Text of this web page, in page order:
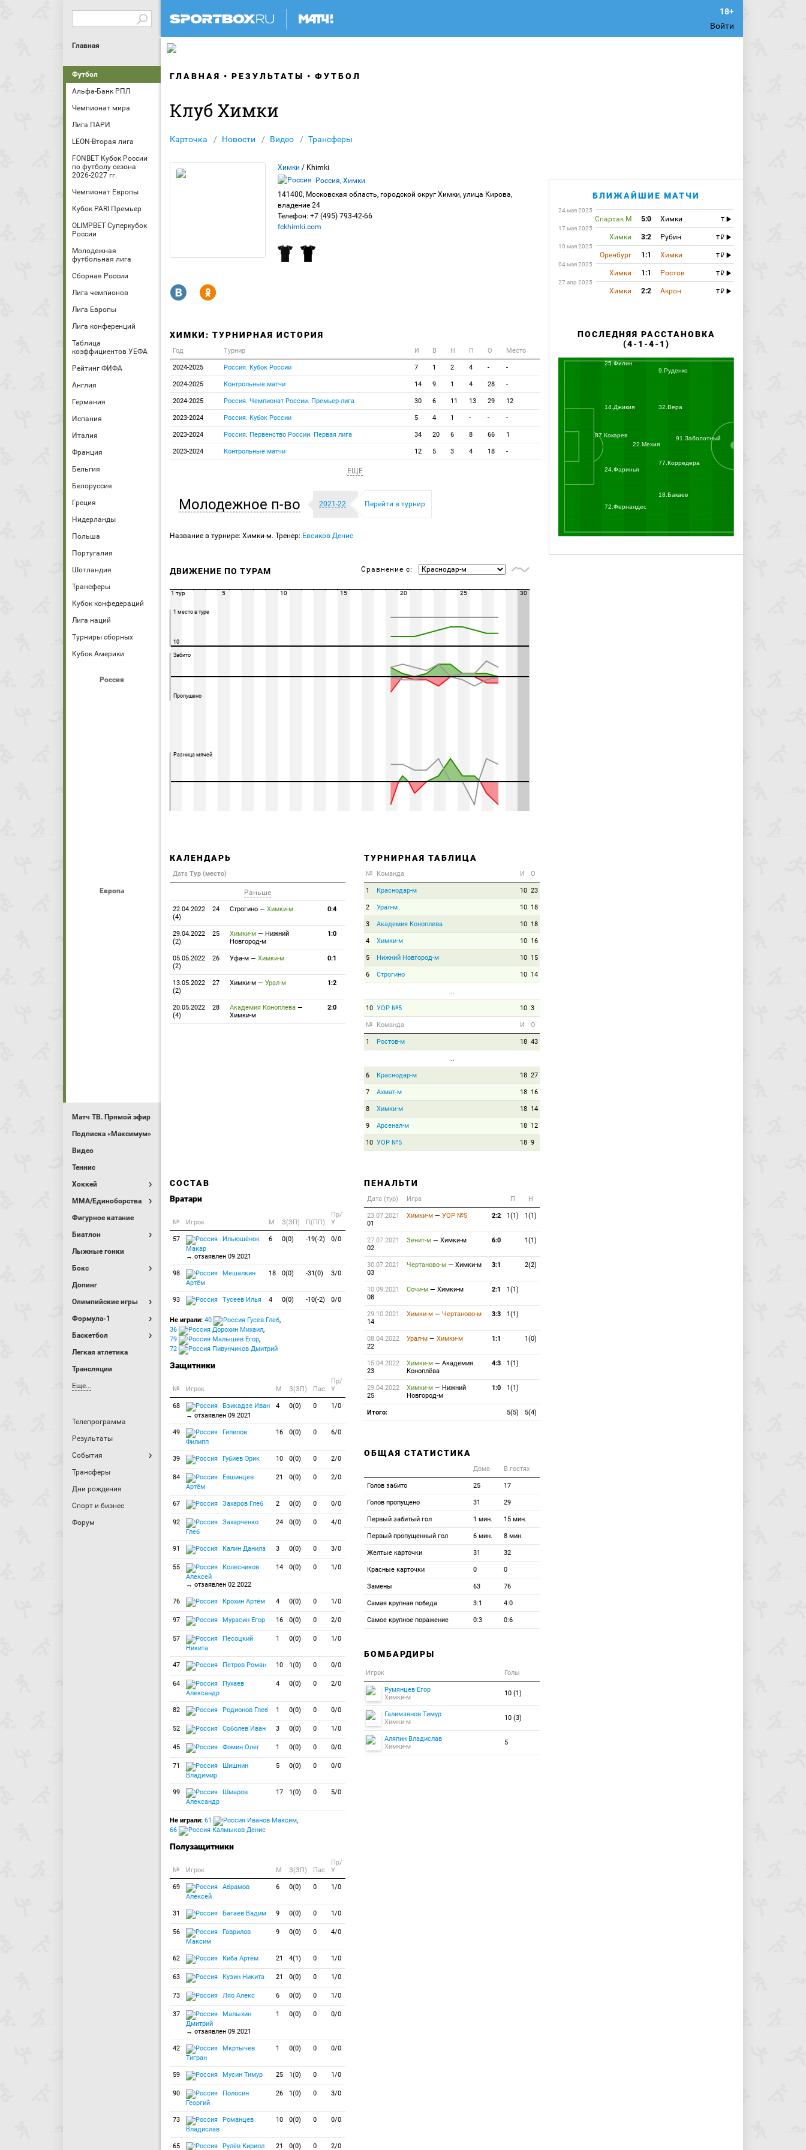
Войти
Главная
Футбол
Альфа-Банк РПЛ
Чемпионат мира
Лига ПАРИ
LEON-Вторая лига
FONBET Кубок России
по футболу сезона
2026-2027 гг.
Чемпионат Европы
Кубок PARI Премьер
OLIMPBET Суперкубок
России
Молодежная
футбольная лига
Сборная России
Лига чемпионов
Лига Европы
Лига конференций
Таблица
коэффициентов УЕФА
Рейтинг ФИФА
Англия
Германия
Испания
Италия
Франция
Бельгия
Белоруссия
Греция
Нидерланды
Польша
Португалия
Шотландия
Трансферы
Кубок конфедераций
Лига наций
Турниры сборных
Кубок Америки
Россия
Европа
Матч ТВ. Прямой эфир
Подписка «Максимум»
Видео
Теннис
Хоккей
MMA/Единоборства
Фигурное катание
Биатлон
Лыжные гонки
Бокс
Допинг
Олимпийские игры
Формула-1
Баскетбол
Легкая атлетика
Трансляции
Еще...
Телепрограмма
Результаты
События
Трансферы
Дни рождения
Спорт и бизнес
Форум
ГЛАВНАЯ РЕЗУЛЬТАТЫ ФУТБОЛ
Клуб Химки
Карточка Новости Видео Трансферы
Химки / Khimki
Россия, Химки
141400, Московская область, городской округ Химки, улица Кирова,
владение 24
Телефон: +7 (495) 793-42-66
fckhimki.com
R Y
ХИМКИ: ТУРНИРНАЯ ИСТОРИЯ
Год Турнир И В Н П О Место
2024-2025 Россия. Кубок России 7 1 2 4 - -
2024-2025 Контрольные матчи 14 9 1 4 28 -
2024-2025 Россия. Чемпионат России. Премьер-лига 30 6 11 13 29 12
2023-2024 Россия. Кубок России 5 4 1 - - -
2023-2024 Россия. Первенство России. Первая лига 34 20 6 8 66 1
2023-2024 Контрольные матчи 12 5 3 4 18 -
ЕЩЕ
Молодежное п-во 2021-22 Перейти в турнир
Название в турнире: Химки-м. Тренер: Евсиков Денис
ДВИЖЕНИЕ ПО ТУРАМ Сравнение с:
1 место в туре
10
Забито
Пропущено
Разница мячей
1 тур 5 10 15 20 25 30
КАЛЕНДАРЬ
Дата Тур (место)
Раньше
22.04.2022
24
(4)
Строгино — Химки-м 0:4
29.04.2022
25
(2)
Химки-м — Нижний
Новгород-м
1:0
05.05.2022
26
(2)
Уфа-м — Химки-м 0:1
13.05.2022
27
(2)
Химки-м — Урал-м 1:2
20.05.2022
28
(4)
Академия Коноплева —
Химки-м
2:0
ТУРНИРНАЯ ТАБЛИЦА
№ Команда И О
1 Краснодар-м 10 23
2 Урал-м 10 18
3 Академия Коноплева 10 18
4 Химки-м 10 16
5 Нижний Новгород-м 10 15
6 Строгино 10 14
...
10 УОР №5 10 3
№ Команда И О
1 Ростов-м 18 43
...
6 Краснодар-м 18 27
7 Ахмат-м 18 16
8 Химки-м 18 14
9 Арсенал-м 18 12
10 УОР №5 18 9
СОСТАВ
Вратари
№ Игрок M З(ЗП) П(ПП)
Пр/
У
57
Ильюшёнок
Макар
↔ отзаявлен 09.2021
6 0(0) -19(-2) 0/0
98
Мешалкин
Артём
18 0(0) -31(0) 3/0
93 Тусеев Илья 4 0(0) -10(-2) 0/0
Не играли: 40 Гусев Глеб,
36
Дорохин Михаил,
79
Малышев Егор,
72
Пивунчиков Дмитрий
Защитники
№ Игрок M З(ЗП) Пас
Пр/
У
68
Бзикадзе Иван
↔ отзаявлен 09.2021
4 0(0) 0 1/0
49
Гилилов
Филипп
16 0(0) 0 6/0
39 Губиев Эрик 10 0(0) 0 2/0
84
Евшинцев
Артём
21 0(0) 0 2/0
67 Захаров Глеб 2 0(0) 0 0/0
92
Захарченко
Глеб
24 0(0) 0 4/0
91 Калин Данила 3 0(0) 0 3/0
55
Колесников
Алексей
↔ отзаявлен 02.2022
14 0(0) 0 1/0
76 Крохин Артём 4 0(0) 0 1/0
97 Мурасин Егор 16 0(0) 0 2/0
57
Песоцкий
Никита
1 0(0) 0 1/0
47 Петров Роман 10 1(0) 0 0/0
64
Пухаев
Александр
4 0(0) 0 2/0
82 Родионов Глеб 1 0(0) 0 0/0
52 Соболев Иван 3 0(0) 0 1/0
45 Фомин Олег 1 0(0) 0 0/0
71
Шишнин
Владимир
5 0(0) 0 0/0
99
Шмаров
Александр
17 1(0) 0 5/0
Не играли: 61 Иванов Максим,
66
Калмыков Денис
Полузащитники
№ Игрок M З(ЗП) Пас
Пр/
У
69
Абрамов
Алексей
6 0(0) 0 1/0
31 Багаев Вадим 9 0(0) 0 1/0
56
Гаврилов
Максим
9 0(0) 0 4/0
62 Киба Артём 21 4(1) 0 1/0
63 Кузин Никита 21 0(0) 0 1/0
73 Ляо Алекс 6 0(0) 0 1/0
37
Малыхин
Дмитрий
↔ отзаявлен 09.2021
1 0(0) 0 0/0
42
Мкртычев
Тигран
1 0(0) 0 0/0
59 Мусин Тимур 25 1(0) 0 1/0
90
Полосин
Георгий
26 1(0) 0 3/0
73
Романцев
Владислав
10 0(0) 0 0/0
65 Рулёв Кирилл 21 0(0) 0 2/0
ПЕНАЛЬТИ
Дата (тур) Игра П Н
23.07.2021
01
Химки-м — УОР №5 2:2 1(1) 1(1)
27.07.2021
02
Зенит-м — Химки-м 6:0 1(1)
30.07.2021
03
Чертаново-м — Химки-м 3:1 2(2)
10.09.2021
08
Сочи-м — Химки-м 2:1 1(1)
29.10.2021
14
Химки-м — Чертаново-м 3:3 1(1)
08.04.2022
22
Урал-м — Химки-м 1:1 1(0)
15.04.2022
23
Химки-м — Академия
Коноплёва
4:3 1(1)
29.04.2022
25
Химки-м — Нижний
Новгород-м
1:0 1(1)
Итого: 5(5) 5(4)
ОБЩАЯ СТАТИСТИКА
Дома В гостях
Голов забито 25 17
Голов пропущено 31 29
Первый забитый гол 1 мин. 15 мин.
Первый пропущенный гол 6 мин. 8 мин.
Желтые карточки 31 32
Красные карточки 0 0
Замены 63 76
Самая крупная победа 3:1 4:0
Самое крупное поражение 0:3 0:6
БОМБАРДИРЫ
Игрок Голы
Румянцев Егор
Химки-м
10 (1)
Галимзянов Тимур
Химки-м
10 (3)
Аляпин Владислав
Химки-м
5
БЛИЖАЙШИЕ МАТЧИ
24 мая 2025
Спартак М 5:0 Химки
T
17 мая 2025
Химки 3:2 Рубин
T
10 мая 2025
Оренбург 1:1 Химки
T
04 мая 2025
Химки 1:1 Ростов
T
27 апр 2025
Химки 2:2 Акрон T
ПОСЛЕДНЯЯ РАССТАНОВКА
(4-1-4-1)
18.Бакаев
32.Вера
14.Джикия
91.Заболотный
87.Кокарев
77.Корредера
22.Мехия
9.Руденко
24.Фаринья
72.Фернандес
25.Филин